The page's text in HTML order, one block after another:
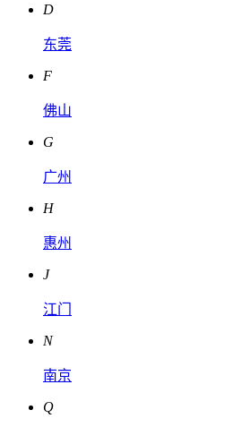
D
东莞
F
佛山
G
广州
H
惠州
J
江门
N
南京
Q